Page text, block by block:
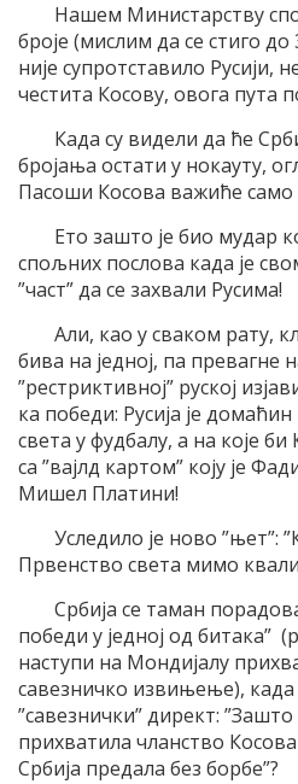
Нашем Министарству
броје (мислим да се стиго
није супротставило Русији,
честита Косову, овога пута
Када су видели да ће
бројања остати у нокауту,
Пасоши Косова важиће само
Ето зашто је био мудар
спољних послова када је
”част” да се захвали Русима!
Али, као у сваком рату,
бива на једној, па превагне
”рестриктивној” руској
ка победи: Русија је
света у фудбалу, а на које
са ”вајлд картом” коју је
Мишел Платини!
Уследило је ново
Првенство света мимо
Србија се таман
победи у једној од битака”
наступи на Мондијалу
савезничко извињење), када
”савезнички” директ: ”Зашто
прихватила чланство
Србија предала без борбе”?